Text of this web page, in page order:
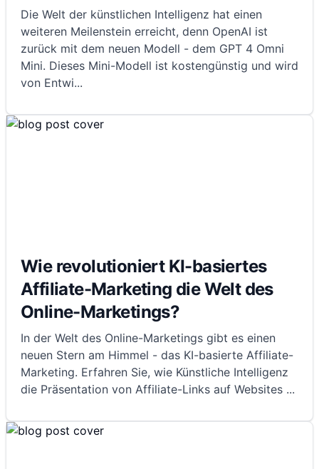
Die Welt der künstlichen Intelligenz hat einen
weiteren Meilenstein erreicht, denn OpenAI ist
zurück mit dem neuen Modell - dem GPT 4 Omni
Mini. Dieses Mini-Modell ist kostengünstig und wird
von Entwi...
Wie revolutioniert KI-basiertes
Affiliate-Marketing die Welt des
Online-Marketings?
In der Welt des Online-Marketings gibt es einen
neuen Stern am Himmel - das KI-basierte Affiliate-
Marketing. Erfahren Sie, wie Künstliche Intelligenz
die Präsentation von Affiliate-Links auf Websites ...